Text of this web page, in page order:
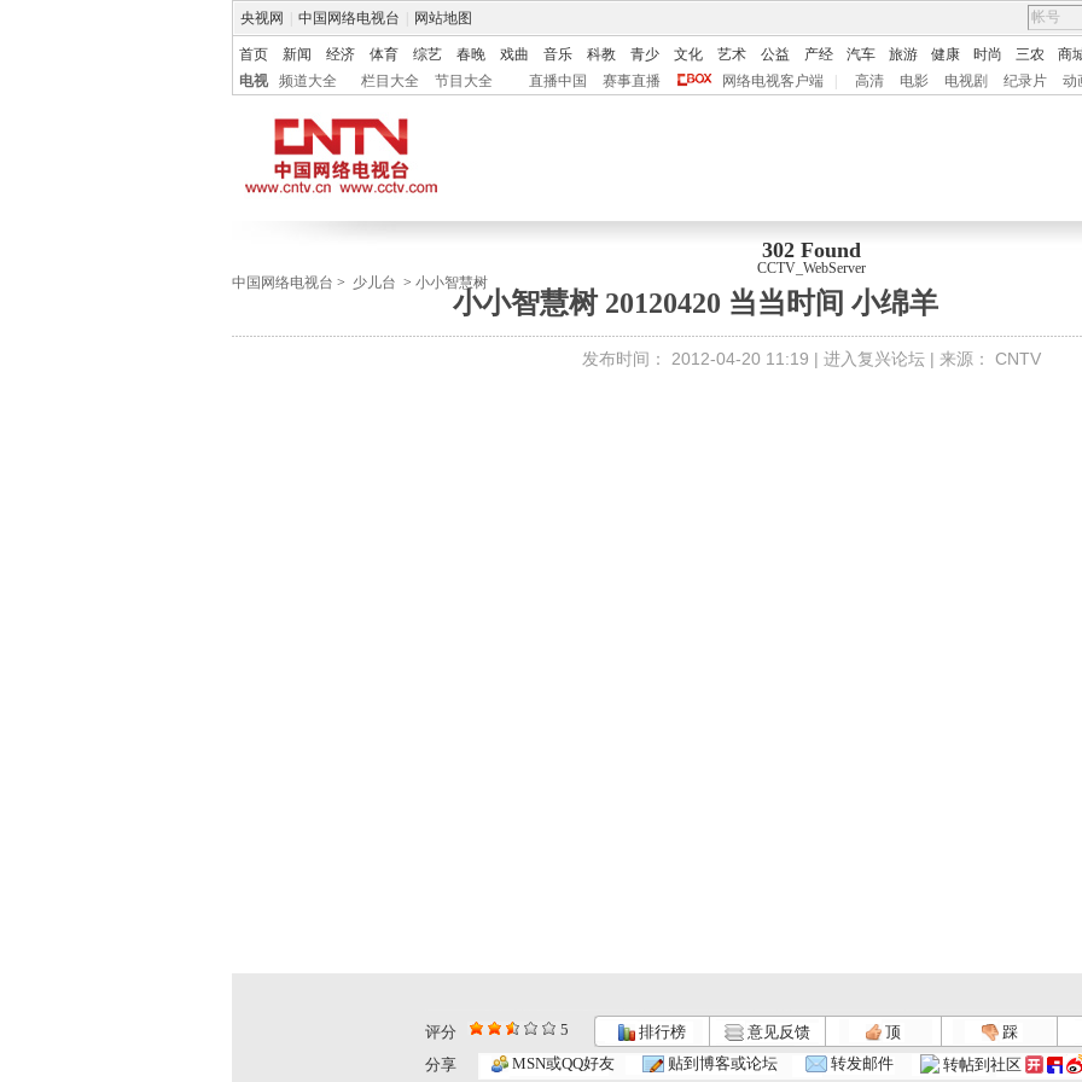
央视网 中国网络电视台 网站地图
首页 新闻 经济 体育 综艺 春晚 戏曲 音乐 科教 青少 文化 艺术 公益 产经 汽车 旅游 健康 时尚 三农 商
电视
频道大全 栏目大全 节目大全 直播中国 赛事直播 网络电视客户端 高清 电影 电视剧 纪录片 动
302 Found
CCTV_WebServer
中国网络电视台 > 少儿台 > 小小智慧树
小小智慧树 20120420 当当时间 小绵羊
发布时间： 2012-04-20 11:19 | 进入复兴论坛 | 来源： CNTV
评分 5 排行榜 意见反馈 顶 踩
分享
MSN或QQ好友 贴到博客或论坛 转发邮件 转帖到社区
小小智慧树... 小小智慧树... 小小智慧树... 小小智慧树...